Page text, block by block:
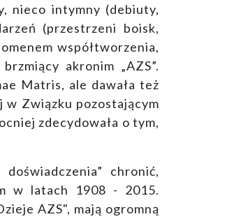
nieco intymny (debiuty,
(przestrzeni boisk,
współtworzenia,
akronim „AZS”.
Matris, ale dawała też
Związku pozostającym
zdecydowała o tym,
chronić,
w latach 1908 - 2015.
AZS", mają ogromną